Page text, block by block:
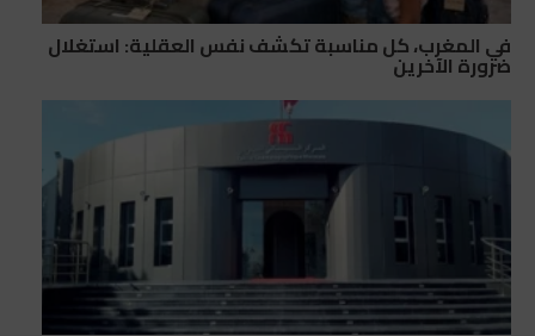
في المغرب، كل مناسبة تكشف نفس العقلية: استغلال
ضرورة الآخرين